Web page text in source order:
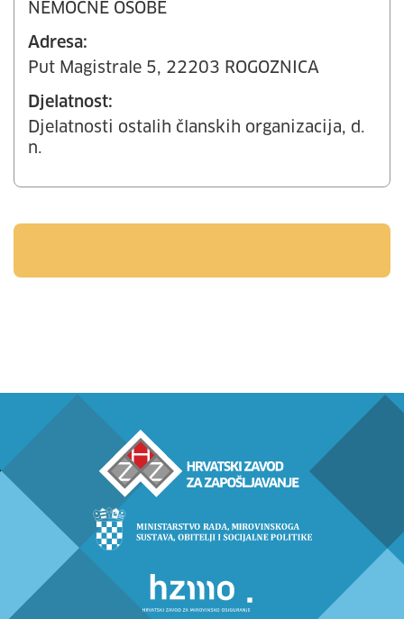
NEMOĆNE OSOBE
Adresa:
Put Magistrale 5, 22203 ROGOZNICA
Djelatnost:
Djelatnosti ostalih članskih organizacija, d.
n.